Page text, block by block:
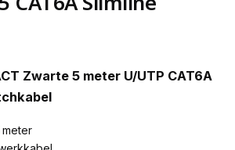
Zwarte 5 meter U/UTP CAT6A